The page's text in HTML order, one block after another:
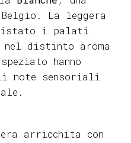
La leggera
i palati
distinto aroma
hanno
note sensoriali
era arricchita con